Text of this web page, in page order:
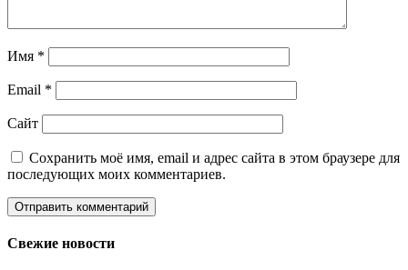
Имя *
Email *
Сайт
Сохранить моё имя, email и адрес сайта в этом браузере для
последующих моих комментариев.
Свежие новости